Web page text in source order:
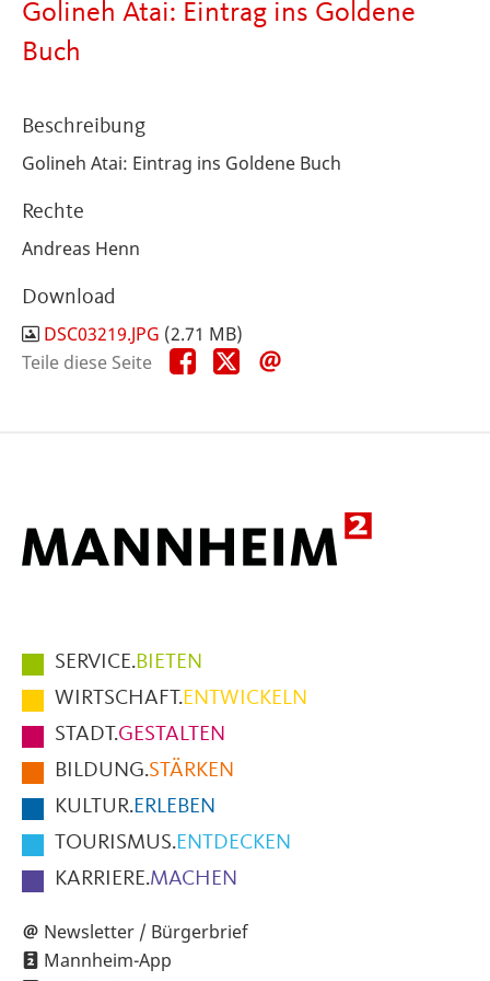
Golineh Atai: Eintrag ins Goldene
Buch
Beschreibung
Golineh Atai: Eintrag ins Goldene Buch
Rechte
Andreas Henn
Download
DSC03219.JPG (2.71 MB)
Teile diese Seite
Teile
diese
Teile
diese
Hauptmenüpunkte
im
Fußbereich
der
Seite
SERVICE.BIETEN
WIRTSCHAFT.ENTWICKELN
STADT.GESTALTEN
BILDUNG.STÄRKEN
KULTUR.ERLEBEN
TOURISMUS.ENTDECKEN
KARRIERE.MACHEN
Newsletter / Bürgerbrief
Mannheim-App